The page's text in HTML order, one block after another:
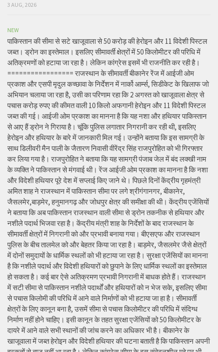
3 AUG, 2026
NEW
पाकिस्तान की सीमा से सटे खाजूवाला से 50 करोड़ की हेरोइन और 11 विदेशी पिस्टल
जब्त। ड्रोन का इस्तेमाल। इसलिए सीमावर्ती क्षेत्रों में 50 किलोमीटर की परिधि में
अतिक्रमणों को हटाया जा रहा है। लेकिन कांग्रेस इसमें भी राजनीति कर रही है।
================= राजस्थान के सीमावर्ती बीकानेर रेंज में आईजी ओम
प्रकाश और एसपी मृदुल कच्छावा के निर्देशन में नार्को आर्म्स, सिडीकेट के खिलाफ जो
अभियान चलाया जा रहा है, उसी का परिणाम रहा कि 2 अगस्त को खाजूवाला क्षेत्र से
पचास करोड़ रुपए की कीमत वाली 10 किलो अफगानी हेरोइन और 11 विदेशी पिस्टल
जब्त की गई। आईजी ओम प्रकाश का मानना है कि यह नशा और हथियार पाकिस्तान
से आए हैं ड्रोन ने गिराया है। चूंकि पुलिस लगातार निगरानी कर रही थी, इसलिए
हेरोइन और हथियार के बारे में जानकारी मिल गई। उन्होंने बताया कि इस सामग्री के
साथ डिलीवरी मैन पाली के जैतारण निवासी वीरेंद्र सिंह राजपुरोहित को भी गिरफ्तार
कर लिया गया है। राजपुरोहित ने बताया कि यह सामग्री पंजाब जेल में बंद लक्खी नाम
के व्यक्ति ने पाकिस्तान से मंगवाई थी। रेंज आईजी ओम प्रकाश का मानना है कि नशा
और विदेशी हथियार पूरे देश में सप्लाई किए जाने थे। पिछले दिनों केंद्रीय गृहमंत्री
अमित शाह ने राजस्थान में पाकिस्तान सीमा पर लगे श्रीगंगानगर, बीकानेर,
जैसलमेर,बाड़मेर, हनुमानगढ़ और जोधपुर क्षेत्र की समीक्षा की थी। केंद्रीय एजेंसियों
ने बताया कि अब पाकिस्तान राजस्थान वाली सीमा से ड्रोन तकनीक से हथियार और
नशीले पदार्थ भिजवा रहा है। केंद्रीय मंत्री शाह के निर्देशों के बाद राजस्थान के
सीमावर्ती क्षेत्रों में निगरानी को और प्रभावी बनाया गया। बीएसएफ और राजस्थान
पुलिस के बीच तालमेल को और बेहतर किया जा रहा है। बाड़मेर, जैसलमेर जैसे क्षेत्रों
में दोनों समुदायों के धार्मिक स्थलों को भी हटाया जा रहा है। सुरक्षा एजेंसियों का मानना
है कि नशीले पदार्थ और विदेशी हथियारों को छुपाने के लिए धार्मिक स्थलों का इस्तेमाल
हो सकता है। कई बार ऐसे अतिक्रमण प्रभावी निगरानी में बाधक होते हैं। राजस्थान
में सटी सीमा से पाकिस्तान नशीले पदार्थों और हथियारों को न भेज सके, इसलिए सीमा
से पचास किलोमी की परिधि में आने वाले निर्माणों को भी हटाया जा हा है। सीमावर्ती
क्षेत्रों के लिए कानून बना है, उसमें सीमा से पचास किलोमीटर की परिधि में संदिग्ध
निर्माण नहीं होने चाहिए। इसी कानून के तहत सुरक्षा एजेंसियों को 50 किलोमीटर के
दायरे में आने वाले सभी स्थानों की जांच करने का अधिकार भी है। बीकानेर के
खाजूवाला में जब्त हेरोइन और विदेशी हथियार की घटना बताती है कि पाकिस्तान अपनी